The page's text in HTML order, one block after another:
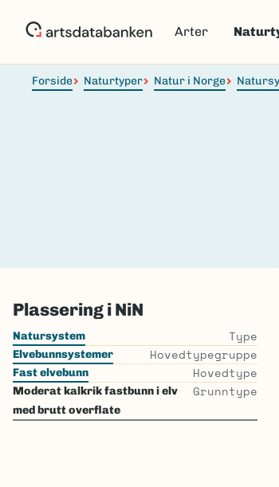
Arter
Forside Naturtyper Natur i Norge
Plassering i NiN
Natursystem Type
Elvebunnsystemer Hovedtypegruppe
Fast elvebunn Hovedtype
Moderat kalkrik fastbunn i elv
med brutt overflate
Grunntype